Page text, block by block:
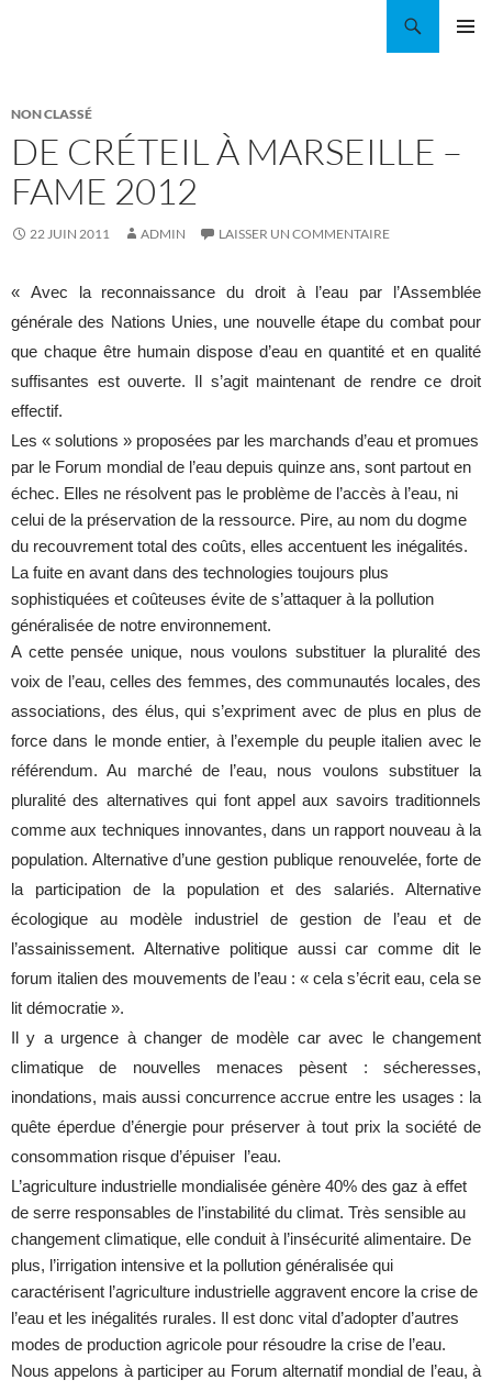
NON CLASSÉ
DE CRÉTEIL À MARSEILLE –
FAME 2012
22 JUIN 2011 ADMIN LAISSER UN COMMENTAIRE
« Avec la reconnaissance du droit à l’eau par l’Assemblée
générale des Nations Unies, une nouvelle étape du combat pour
que chaque être humain dispose d’eau en quantité et en qualité
suffisantes est ouverte. Il s’agit maintenant de rendre ce droit
effectif.
Les « solutions » proposées par les marchands d’eau et promues
par le Forum mondial de l’eau depuis quinze ans, sont partout en
échec. Elles ne résolvent pas le problème de l’accès à l’eau, ni
celui de la préservation de la ressource. Pire, au nom du dogme
du recouvrement total des coûts, elles accentuent les inégalités.
La fuite en avant dans des technologies toujours plus
sophistiquées et coûteuses évite de s’attaquer à la pollution
généralisée de notre environnement.
A cette pensée unique, nous voulons substituer la pluralité des
voix de l’eau, celles des femmes, des communautés locales, des
associations, des élus, qui s’expriment avec de plus en plus de
force dans le monde entier, à l’exemple du peuple italien avec le
référendum. Au marché de l’eau, nous voulons substituer la
pluralité des alternatives qui font appel aux savoirs traditionnels
comme aux techniques innovantes, dans un rapport nouveau à la
population. Alternative d’une gestion publique renouvelée, forte de
la participation de la population et des salariés. Alternative
écologique au modèle industriel de gestion de l’eau et de
l’assainissement. Alternative politique aussi car comme dit le
forum italien des mouvements de l’eau : « cela s’écrit eau, cela se
lit démocratie ».
Il y a urgence à changer de modèle car avec le changement
climatique de nouvelles menaces pèsent : sécheresses,
inondations, mais aussi concurrence accrue entre les usages : la
quête éperdue d’énergie pour préserver à tout prix la société de
consommation risque d’épuiser
l’eau.
L’agriculture industrielle mondialisée génère 40% des gaz à effet
de serre responsables de l’instabilité du climat. Très sensible au
changement climatique, elle conduit à l’insécurité alimentaire. De
plus, l’irrigation intensive et la pollution généralisée qui
caractérisent l’agriculture industrielle aggravent encore la crise de
l’eau et les inégalités rurales. Il est donc vital d’adopter d’autres
modes de production agricole pour résoudre la crise de l’eau.
Nous appelons à participer au Forum alternatif mondial de l’eau, à